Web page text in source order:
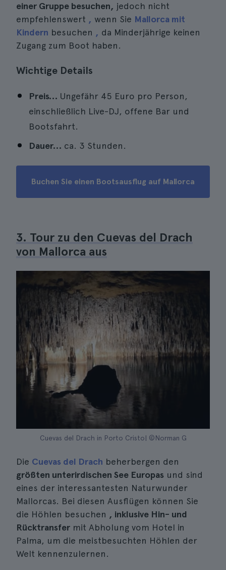
einer Gruppe besuchen, jedoch nicht
empfehlenswert , wenn Sie Mallorca mit
Kindern besuchen , da Minderjährige keinen
Zugang zum Boot haben.
Wichtige Details
Preis… Ungefähr 45 Euro pro Person,
einschließlich Live-DJ, offene Bar und
Bootsfahrt.
Dauer… ca. 3 Stunden.
Buchen Sie einen Bootsausflug auf Mallorca
3. Tour zu den Cuevas del Drach
von Mallorca aus
Cuevas del Drach in Porto Cristo| ©Norman G
Die Cuevas del Drach beherbergen den
größten unterirdischen See Europas und sind
eines der interessantesten Naturwunder
Mallorcas. Bei diesen Ausflügen können Sie
die Höhlen besuchen , inklusive Hin- und
Rücktransfer mit Abholung vom Hotel in
Palma, um die meistbesuchten Höhlen der
Welt kennenzulernen.